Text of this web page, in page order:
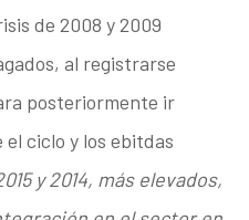
de 2008 y 2009
al registrarse
posteriormente ir
ciclo y los ebitdas
y 2014, más elevados,